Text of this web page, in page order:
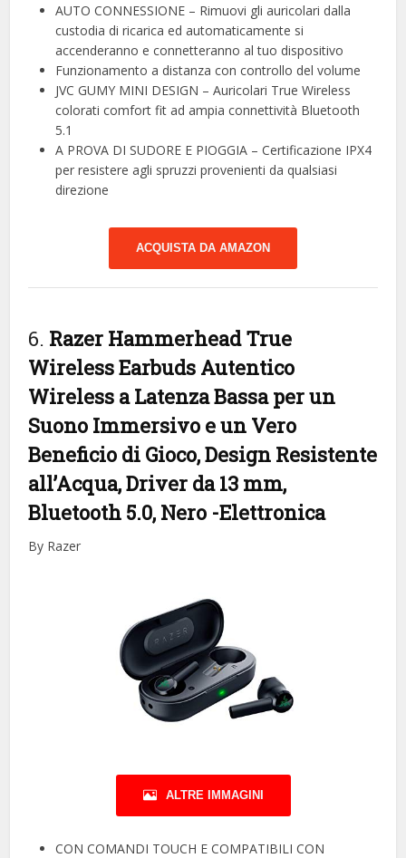
AUTO CONNESSIONE – Rimuovi gli auricolari dalla
custodia di ricarica ed automaticamente si
accenderanno e connetteranno al tuo dispositivo
Funzionamento a distanza con controllo del volume
JVC GUMY MINI DESIGN – Auricolari True Wireless
colorati comfort fit ad ampia connettività Bluetooth
5.1
A PROVA DI SUDORE E PIOGGIA – Certificazione IPX4
per resistere agli spruzzi provenienti da qualsiasi
direzione
ACQUISTA DA AMAZON
6. Razer Hammerhead True
Wireless Earbuds Autentico
Wireless a Latenza Bassa per un
Suono Immersivo e un Vero
Beneficio di Gioco, Design Resistente
all’Acqua, Driver da 13 mm,
Bluetooth 5.0, Nero -Elettronica
By Razer
ALTRE IMMAGINI
CON COMANDI TOUCH E COMPATIBILI CON